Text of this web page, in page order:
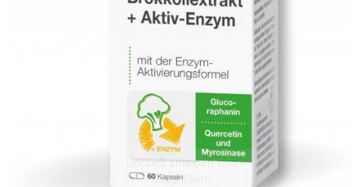
Doppelt antippen zum
vergrößern